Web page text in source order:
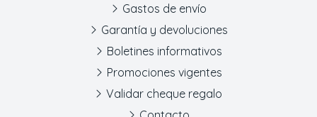
Gastos de envío
Garantía y devoluciones
Boletines informativos
Promociones vigentes
Validar cheque regalo